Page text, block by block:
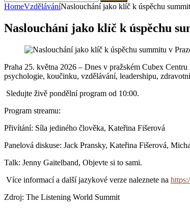
HomeVzděláváníNaslouchání jako klíč k úspěchu
Naslouchání jako klíč k úspěchu
Praha 25. května 2026 – Dnes v pražském Cubex
psychologie, koučinku, vzdělávání, leadershipu,
Sledujte živě pondělní program od 10:00.
Program streamu:
Přivítání: Síla jediného člověka, Kateřina Fišerová
Panelová diskuse: Jack Pransky, Kateřina Fišerová,
Talk: Jenny Gaitelband, Objevte si to sami.
Více informací a další jazykové verze naleznete na
Zdroj: The Listening World Summit